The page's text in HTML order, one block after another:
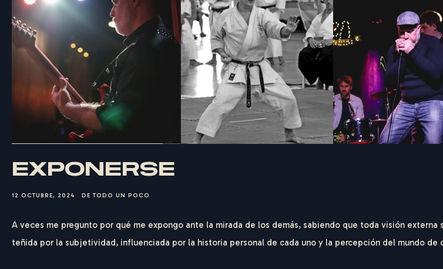
EXPONERSE
12 OCTUBRE, 2024 DE TODO UN POCO
A veces me pregunto por qué me expongo ante la mirada de los demás, sabiendo que toda visión externa
teñida por la subjetividad, influenciada por la historia personal de cada uno y la percepción del mundo de